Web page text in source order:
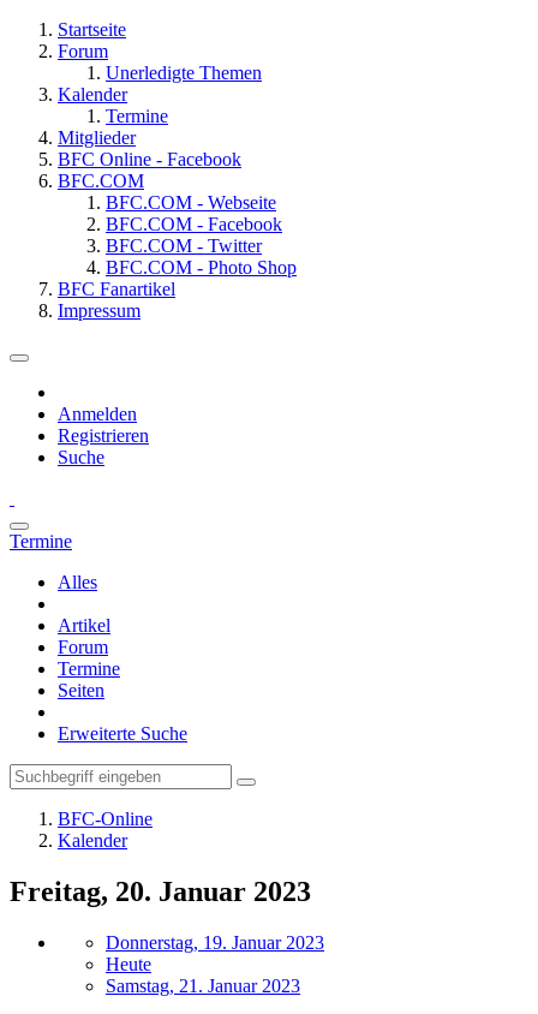
Startseite
Forum
Unerledigte Themen
Kalender
Termine
Mitglieder
BFC Online - Facebook
BFC.COM
BFC.COM - Webseite
BFC.COM - Facebook
BFC.COM - Twitter
BFC.COM - Photo Shop
BFC Fanartikel
Impressum
Anmelden
Registrieren
Suche
Termine
Alles
Artikel
Forum
Termine
Seiten
Erweiterte Suche
BFC-Online
Kalender
Freitag, 20. Januar 2023
Donnerstag, 19. Januar 2023
Heute
Samstag, 21. Januar 2023